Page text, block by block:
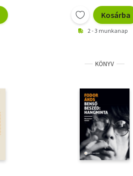
Kosárba
2 - 3 munkanap
KÖNYV